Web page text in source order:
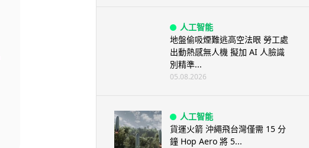
人工智能
地盤偷吸煙難逃高空法眼 勞工處
出動熱感無人機 擬加 AI 人臉識
別精準...
05.08.2026
人工智能
貨運火箭 沖繩飛台灣僅需 15 分
鐘 Hop Aero 將 5...